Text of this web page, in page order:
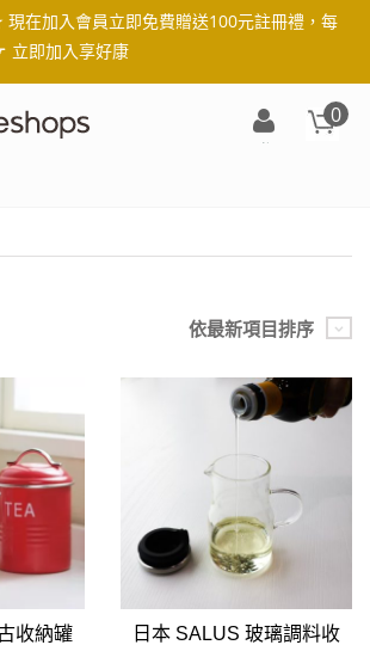
在加入會員立即免費贈送100元註冊禮，每
立即加入享好康
0
依最新項目排序
收納罐
日本 SALUS 玻璃調料收